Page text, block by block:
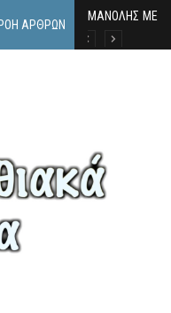
ΡΟΉ ΆΡΘΡΩΝ
MΑΝΟΛΗΣ
ΕΚΔΗΛΩΣΗ
Κάθε